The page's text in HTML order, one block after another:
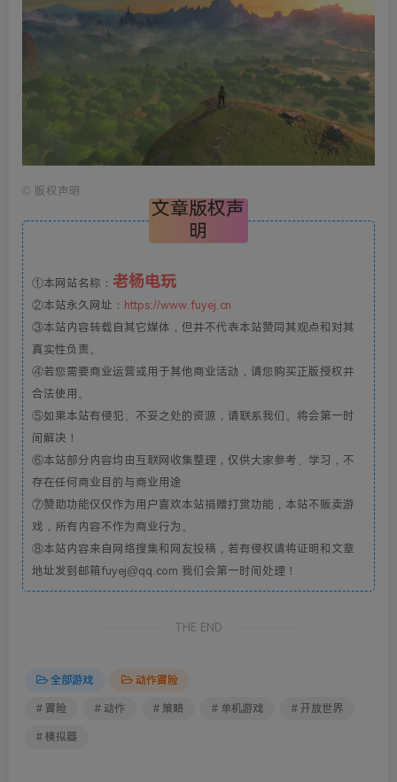
© 版权声明
文章版权声
明
①本网站名称： 老杨电玩
②本站永久网址： https://www.fuyej.cn
③本站内容转载自其它媒体，但并不代表本站赞同其观点和对其
真实性负责。
④若您需要商业运营或用于其他商业活动，请您购买正版授权并
合法使用。
⑤如果本站有侵犯、不妥之处的资源，请联系我们。将会第一时
间解决！
⑥本站部分内容均由互联网收集整理，仅供大家参考、学习，不
存在任何商业目的与商业用途
⑦赞助功能仅仅作为用户喜欢本站捐赠打赏功能，本站不贩卖游
戏，所有内容不作为商业行为。
⑧本站内容来自网络搜集和网友投稿，若有侵权请将证明和文章
地址发到邮箱fuyej@qq.com 我们会第一时间处理！
THE END
全部游戏 动作冒险
# 冒险 # 动作 # 策略 # 单机游戏 # 开放世界
# 模拟器